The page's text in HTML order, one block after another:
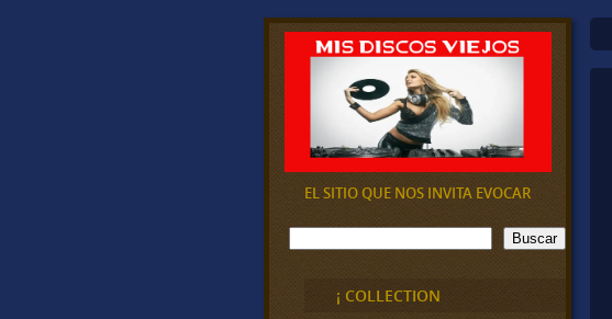
EL SITIO QUE NOS INVITA EVOCAR
B
u
Buscar
¡ COLLECTION